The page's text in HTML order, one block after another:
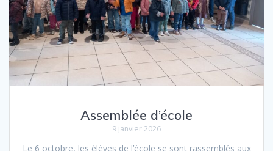
Assemblée d’école
9 janvier 2026
Le 6 octobre, les élèves de l’école se sont rassemblés aux